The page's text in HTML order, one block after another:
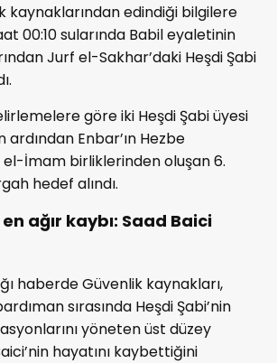
kaynaklarından edindiği bilgilere
00:10 sularında Babil eyaletinin
Jurf el-Sakhar’daki Heşdi Şabi
göre iki Heşdi Şabi üyesi
ardından Enbar’ın Hezbe
el-İmam birliklerinden oluşan 6.
hedef alındı.
ağır kaybı: Saad Baici
haberde Güvenlik kaynakları,
sırasında Heşdi Şabi’nin
yöneten üst düzey
hayatını kaybettiğini